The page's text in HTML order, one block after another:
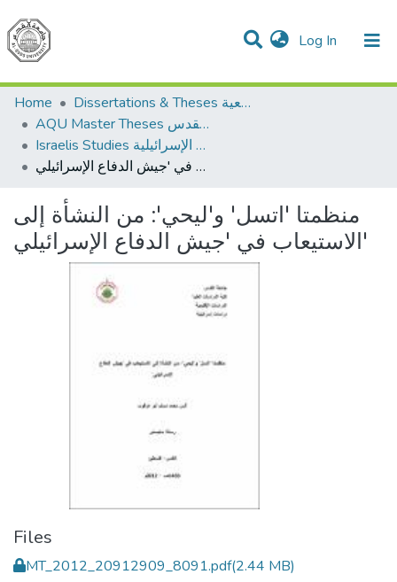
Log In (current)
Communities & Collections
All of DSpace
Home
Dissertations & Theses الرسائل الجامعية
AQU Master Theses الرسائل الجامعية الخاصة بجامعة القدس
Israelis Studies الدراسات الإسرائيلية
منظمتا 'اتسل' و'ليحي': من النشأة إلى الاستيعاب في 'جيش الدفاع الإسرائيلي'
منظمتا 'اتسل' و'ليحي': من النشأة إلى
الاستيعاب في 'جيش الدفاع الإسرائيلي'
Files
MT_2012_20912909_8091.pdf(2.44 MB)